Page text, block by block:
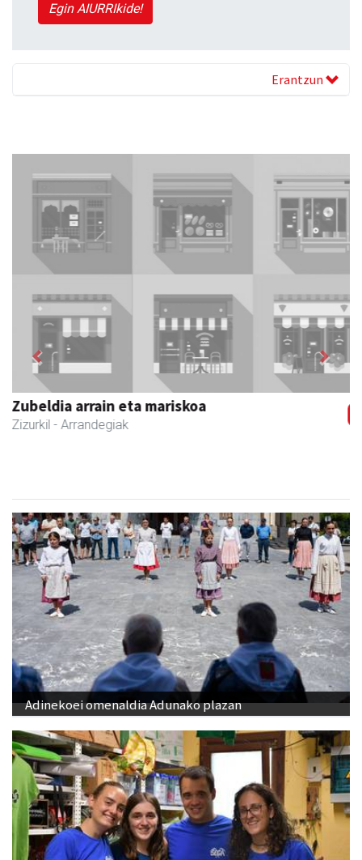
Egin AIURRIkide!
Erantzun
Zubimusu Ikastola
Zizurkil - Hezkuntza
Previous Next
Adinekoei omenaldia Adunako plazan